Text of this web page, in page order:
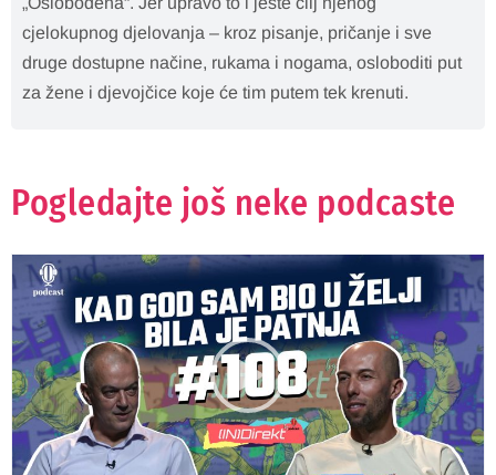
cjelokupnog djelovanja – kroz pisanje, pričanje i sve
druge dostupne načine, rukama i nogama, osloboditi put
za žene i djevojčice koje će tim putem tek krenuti.
Pogledajte još neke podcaste